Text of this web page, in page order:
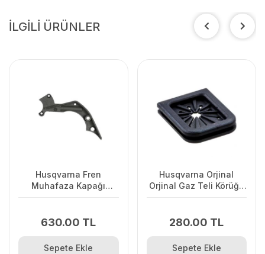
İLGİLİ ÜRÜNLER
Husqvarna Fren
Muhafaza Kapağı
630.00 TL
Sepete Ekle
Husqvarna Orjinal
Orjinal Gaz Teli Körüğü
280.00 TL
Sepete Ekle